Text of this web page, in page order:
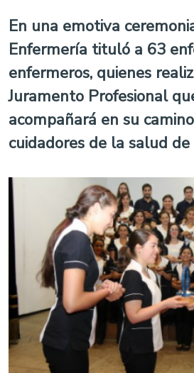
En una emotiva
Enfermería tituló a 63
enfermeros, quienes
Juramento Profesional
acompañará en su
cuidadores de la salud de